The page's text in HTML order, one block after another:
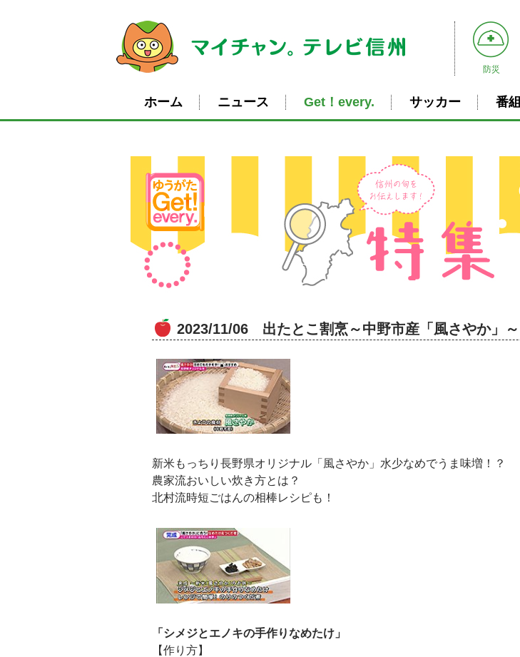
防災
ホーム ニュース Get！every. サッカー 番組
2023/11/06 出たとこ割烹～中野市産「風さやか」～
新米もっちり長野県オリジナル「風さやか」水少なめでうま味増！？
農家流おいしい炊き方とは？
北村流時短ごはんの相棒レシピも！
「シメジとエノキの手作りなめたけ」
【作り方】